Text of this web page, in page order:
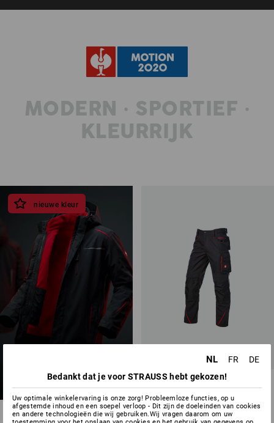
MODERN • SPORTIEF •
KLEURRIJK
nieuwe kleur
vuurrood
Werkbroek e.s.motion 2020
16 kleuren
v.a. € 66,43
NL FR
DE
Bedankt dat je voor STRAUSS hebt gekozen!
Uw optimale winkelervaring is onze zorg! Probleemloze functies, op u
afgestemde inhoud en een soepel verloop - Dit zijn de doeleinden van cookies
en andere technologieën die wij gebruiken.Wij vragen daarom om uw